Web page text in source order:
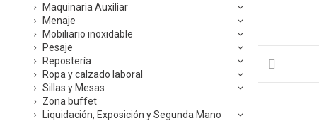
Maquinaria Auxiliar
Menaje
Mobiliario inoxidable
Pesaje
Repostería
Ropa y calzado laboral
Sillas y Mesas
Zona buffet
Liquidación, Exposición y Segunda Mano